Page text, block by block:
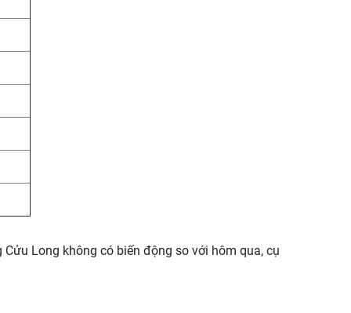
Long không có biến động so với hôm qua, cụ